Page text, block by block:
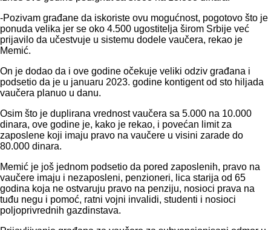
-Pozivam građane da iskoriste ovu mogućnost, pogotovo što je
ponuda velika jer se oko 4.500 ugostitelja širom Srbije već
prijavilo da učestvuje u sistemu dodele vaučera, rekao je
Memić.
On je dodao da i ove godine očekuje veliki odziv građana i
podsetio da je u januaru 2023. godine kontigent od sto hiljada
vaučera planuo u danu.
Osim što je duplirana vrednost vaučera sa 5.000 na 10.000
dinara, ove godine je, kako je rekao, i povećan limit za
zaposlene koji imaju pravo na vaučere u visini zarade do
80.000 dinara.
Memić je još jednom podsetio da pored zaposlenih, pravo na
vaučere imaju i nezaposleni, penzioneri, lica starija od 65
godina koja ne ostvaruju pravo na penziju, nosioci prava na
tuđu negu i pomoć, ratni vojni invalidi, studenti i nosioci
poljoprivrednih gazdinstava.